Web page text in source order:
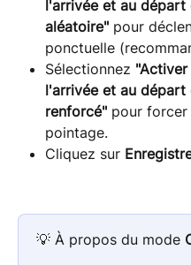
l'arrivée et au
aléatoire" pour
ponctuelle
Sélectionnez
l'arrivée et au
renforcé" pour forcer
pointage.
Cliquez sur
💡 À propos du mode